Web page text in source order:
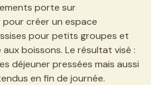
porte sur
pour créer un espace
pour petits groupes et
boissons. Le résultat visé :
déjeuner pressées mais aussi
en fin de journée.